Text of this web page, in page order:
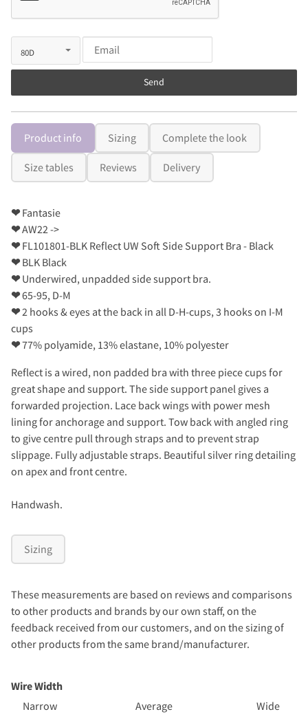
Send
Product info Sizing Complete the look
Size tables Reviews Delivery
❤Fantasie
❤AW22 ->
❤FL101801-BLK Reflect UW Soft Side Support Bra - Black
❤BLK Black
❤Underwired, unpadded side support bra.
❤65-95, D-M
❤2 hooks & eyes at the back in all D-H-cups, 3 hooks on I-M
cups
❤77% polyamide, 13% elastane, 10% polyester
Reflect is a wired, non padded bra with three piece cups for
great shape and support. The side support panel gives a
forwarded projection. Lace back wings with power mesh
lining for anchorage and support. Tow back with angled ring
to give centre pull through straps and to prevent strap
slippage. Fully adjustable straps. Beautiful silver ring detailing
on apex and front centre.
Handwash.
Sizing
These measurements are based on reviews and comparisons
to other products and brands by our own staff, on the
feedback received from our customers, and on the sizing of
other products from the same brand/manufacturer.
Wire Width
Narrow
Average Wide